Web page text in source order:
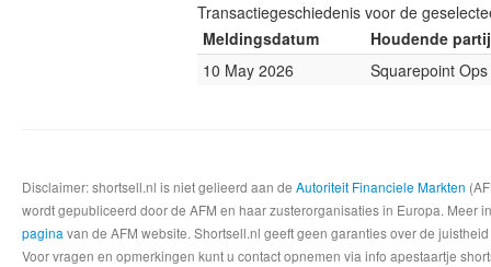
Transactiegeschiedenis voor de
Meldingsdatum
Houdende partij
10 May 2026
Squarepoint Ops
Disclaimer: shortsell.nl is niet gelieerd aan de Autoriteit Financiele Markten
wordt gepubliceerd door de AFM en haar zusterorganisaties in Europa.
pagina van de AFM website. Shortsell.nl geeft geen garanties over de
Voor vragen en opmerkingen kunt u contact opnemen via info apestaartje